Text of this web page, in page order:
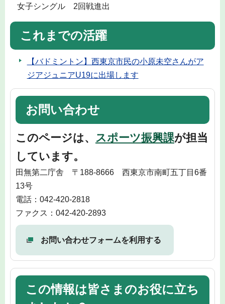
女子シングル 2回戦進出
これまでの活躍
【バドミントン】西東京市民の小原未空さんがア
ジアジュニアU19に出場します
お問い合わせ
このページは、 スポーツ振興課が担当
しています。
田無第二庁舎 〒188-8666 西東京市南町五丁目6番
13号
電話：042-420-2818
ファクス：042-420-2893
お問い合わせフォームを利用する
この情報は皆さまのお役に立ち